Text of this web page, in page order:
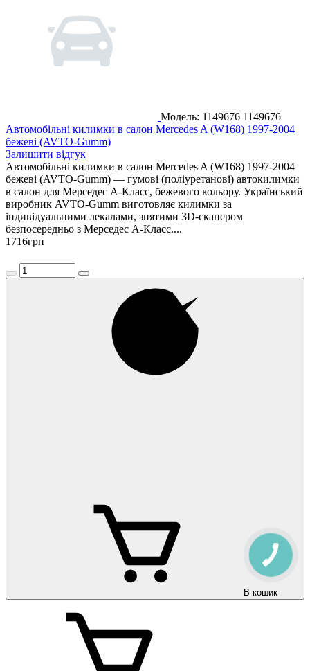
Модель: 1149676 1149676
Автомобільні килимки в салон Mercedes A (W168) 1997-2004
бежеві (AVTO-Gumm)
Залишити відгук
Автомобільні килимки в салон Mercedes A (W168) 1997-2004
бежеві (AVTO-Gumm) — гумові (поліуретанові) автокилимки
в салон для Мерседес A-Класс, бежевого кольору. Український
виробник AVTO-Gumm виготовляє килимки за
індивідуальними лекалами, знятими 3D-сканером
безпосередньо з Мерседес A-Класс....
1716грн
В кошик